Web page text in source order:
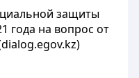
защиты
года на вопрос от